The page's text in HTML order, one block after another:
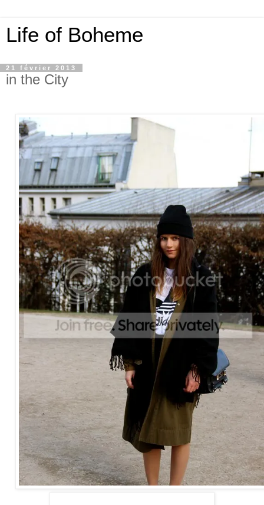
Life of Boheme
21 février 2013
in the City